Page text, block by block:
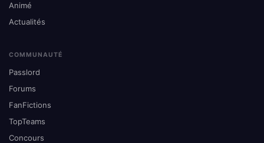
Animé
Actualités
COMMUNAUTÉ
Passlord
Forums
FanFictions
TopTeams
Concours